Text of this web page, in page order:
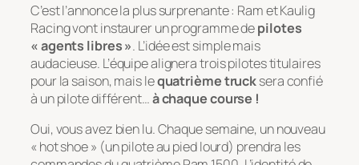
C’est l’annonce la plus surprenante : Ram et Kaulig
Racing vont instaurer un programme depilotes
« agents libres ». L’idée est simple mais
audacieuse. L’équipe alignera trois pilotes titulaires
pour la saison, mais lequatrième trucksera confié
à un pilote différent…à chaque course !
Oui, vous avez bien lu. Chaque semaine, un nouveau
« hot shoe » (un pilote au pied lourd) prendra les